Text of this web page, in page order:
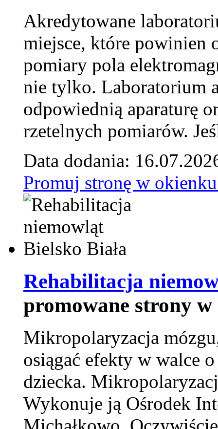
Akredytowane
miejsce, które powinien
pomiary pola
nie tylko. Laboratorium
odpowiednią aparaturę
rzetelnych pomiarów.
Data dodania:
Promuj stronę w
Rehabilitacja
promowane strony
Mikropolaryzacja
osiągać efekty w walce
dziecka.
Wykonuje ją Ośrodek